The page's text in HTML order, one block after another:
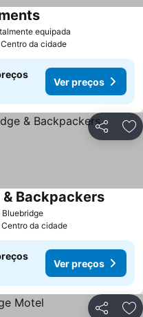
equipada
da cidade
Ver preços
Partilhar
Bluebridge
Backpackers
Centro da cidade
Ver preços
Partilhar